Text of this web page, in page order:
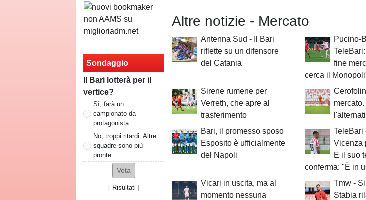
Sondaggio
Il Bari lotterà per il
vertice?
Sì, farà un
campionato da
protagonista
No, troppi ritardi. Altre
squadre sono più
pronte
[ Risultati ]
Altre notizie - Mercato
Antenna Sud - Il Bari
riflette su un difensore
del Catania
Pucino-
fine
cerca il
Sirene rumene per
Verreth, che apre al
trasferimento
Bari, il promesso sposo
Esposito è ufficialmente
del Napoli
TeleBari
Vicenza
E il suo
conferma: "È in
Vicari in uscita, ma al
momento nessuna
Tmw -
Stabia